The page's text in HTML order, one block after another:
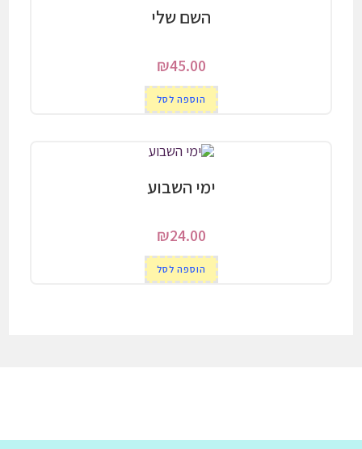
השם שלי
₪45.00
הוספה לסל
ימי השבוע
₪24.00
הוספה לסל